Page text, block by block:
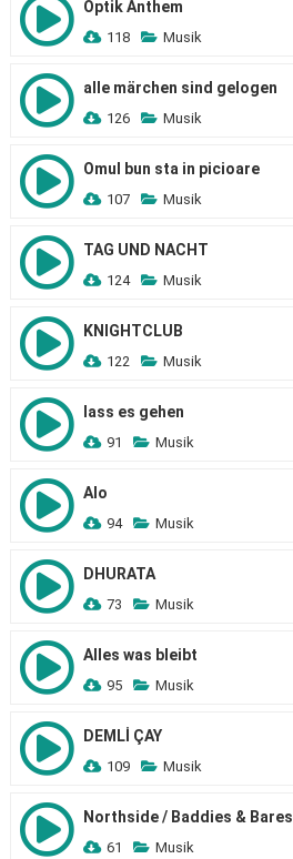
Optik Anthem
118 Musik
alle märchen sind gelogen
126 Musik
Omul bun sta in picioare
107 Musik
TAG UND NACHT
124 Musik
KNIGHTCLUB
122 Musik
lass es gehen
91 Musik
Alo
94 Musik
DHURATA
73 Musik
Alles was bleibt
95 Musik
DEMLİ ÇAY
109 Musik
Northside / Baddies & Bares
61 Musik